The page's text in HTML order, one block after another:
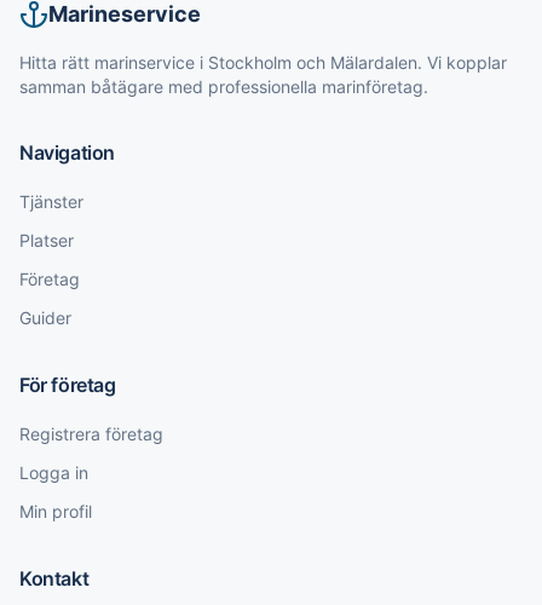
Marineservice
Hitta rätt marinservice i Stockholm och Mälardalen. Vi kopplar
samman båtägare med professionella marinföretag.
Navigation
Tjänster
Platser
Företag
Guider
För företag
Registrera företag
Logga in
Min profil
Kontakt